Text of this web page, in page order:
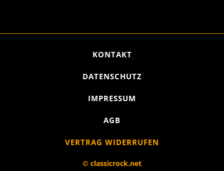
KONTAKT
DATENSCHUTZ
IMPRESSUM
AGB
VERTRAG WIDERRUFEN
© classicrock.net